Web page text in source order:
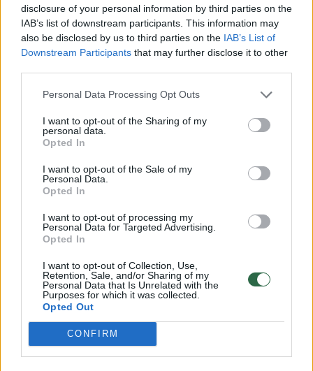
disclosure of your personal information by third parties on the
IAB’s list of downstream participants. This information may
also be disclosed by us to third parties on the IAB’s List of
Downstream Participants that may further disclose it to other
Personal Data Processing Opt Outs
I want to opt-out of the Sharing of my
personal data.
Opted In
I want to opt-out of the Sale of my
Personal Data.
Opted In
I want to opt-out of processing my
Personal Data for Targeted Advertising.
Opted In
I want to opt-out of Collection, Use,
Retention, Sale, and/or Sharing of my
Personal Data that Is Unrelated with the
Purposes for which it was collected.
Opted Out
CONFIRM
Vištieną įtrinkite alyvuogių aliejumi ir
prieskoniais, apiberkite sezamo sėklomis ir
kepkite apie 15 min., iki 200 laipsnių
temperatūros įkaitintoje orkaitėje. Kol keps
vištiena, į indelį supjaustykite papriką, agurką,
suplėšykite pasirinktas salotas. Vėliau ant
vištieną.
Jeigu neturite temperatūrą išlaikančio indelio,
vištieną reikės šiek tiek pašildyti mikrobangų
krosnelėje, ir biure galėsite mėgautis skaniais,
maistingais bei sveikais pietumis.
mikrobangų krosnelė Mityba
Rodyti daugiau žymių